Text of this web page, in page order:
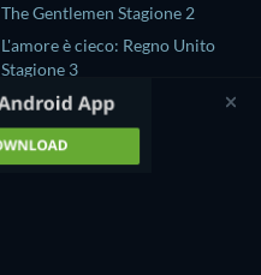
The Gentlemen Stagione 2
L'amore è cieco: Regno Unito
Stagione 3
Ricky Gervais Alley Cats
Stagione 1